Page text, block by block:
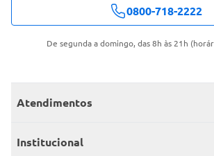
0800-718-2222
De segunda a domingo, das 8h às 21h
Atendimentos
Meus pedidos
Institucional